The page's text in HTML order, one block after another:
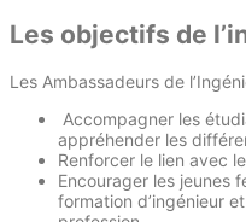
Les objectifs de
Les Ambassadeurs de
Accompagner les
appréhender les
Renforcer le lien avec
Encourager les jeunes
formation d’ingénieur